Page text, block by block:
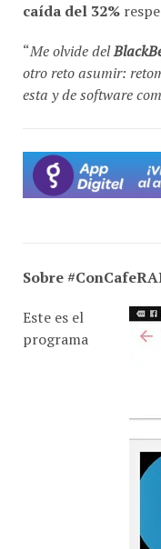
otro reto asumir:
esta y de software
programa